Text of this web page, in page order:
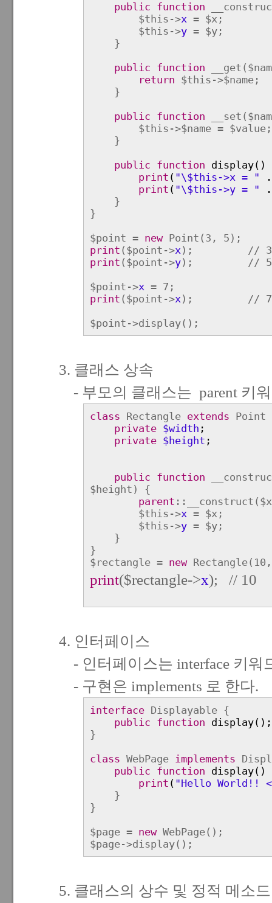
public function
$this->x = $x;
$this->y = $y;
}
public function
return $this->$name;
}
public function
$this->$name = $value;
}
public function display()
print ( "\$this->x = "
print ( "\$this->y = "
}
}
$point = new Point(3, 5);
print ($point->x); // 3
print ($point->y); // 5
$point->x = 7;
print ($point->x); // 7
$point->display();
3. 클래스 상속
- 부모의 클래스는 parent 키워
class Rectangle extends Point
private $width ;
private $height ;
public function
$height) {
parent
$this->x = $x;
$this->y = $y;
}
}
$rectangle = new
print($rectangle->x); // 10
4. 인터페이스
- 인터페이스는 interface 키워
- 구현은 implements 로 한다.
interface Displayable {
public function display();
}
class WebPage implements
public function display()
print ( "Hello World!!
}
}
$page = new WebPage();
$page->display();
5. 클래스의 상수 및 정적 메소